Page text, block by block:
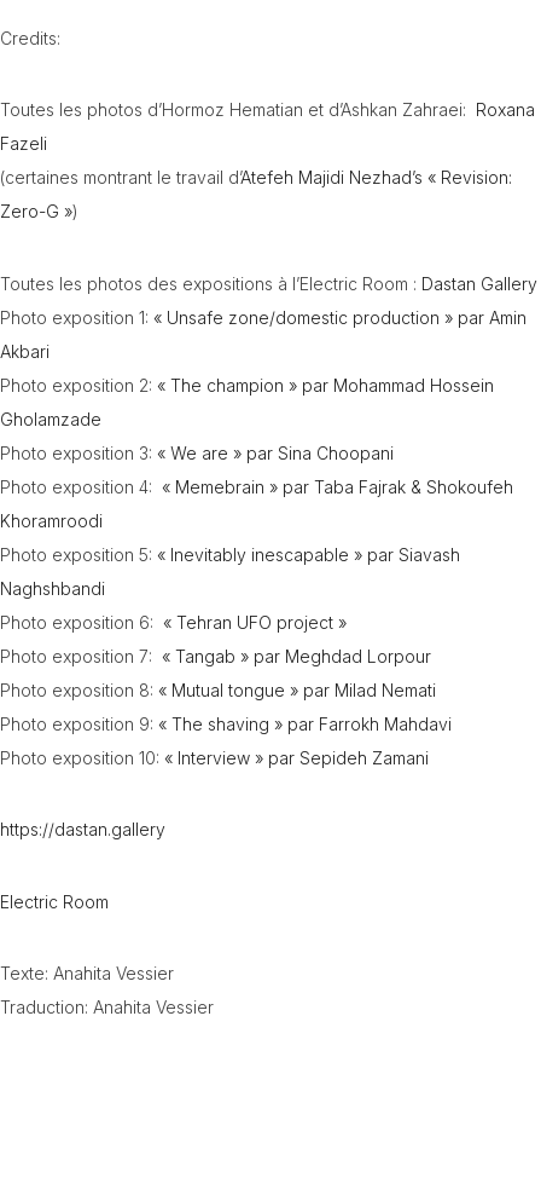
Credits:
Toutes les photos d’Hormoz Hematian et d’Ashkan Zahraei: Roxana
Fazeli
(certaines montrant le travail d’Atefeh Majidi Nezhad’s « Revision:
Zero-G »)
Toutes les photos des expositions à l’Electric Room : Dastan Gallery
Photo exposition 1: « Unsafe zone/domestic production » par Amin
Akbari
Photo exposition 2: « The champion » par Mohammad Hossein
Gholamzade
Photo exposition 3: « We are » par Sina Choopani
Photo exposition 4: « Memebrain » par Taba Fajrak & Shokoufeh
Khoramroodi
Photo exposition 5: « Inevitably inescapable » par Siavash
Naghshbandi
Photo exposition 6: « Tehran UFO project »
Photo exposition 7: « Tangab » par Meghdad Lorpour
Photo exposition 8: « Mutual tongue » par Milad Nemati
Photo exposition 9: « The shaving » par Farrokh Mahdavi
Photo exposition 10: « Interview » par Sepideh Zamani
https://dastan.gallery
Electric Room
Texte: Anahita Vessier
Traduction: Anahita Vessier